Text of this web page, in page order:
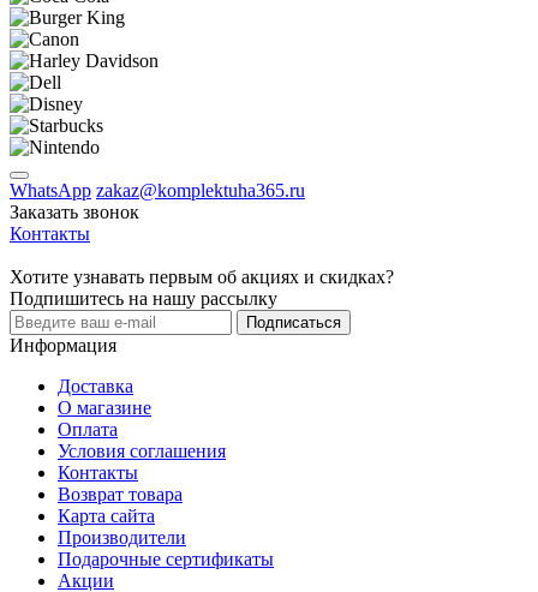
WhatsApp zakaz@komplektuha365.ru
Заказать звонок
Контакты
Хотите узнавать первым об акциях и скидках?
Подпишитесь на нашу рассылку
Подписаться
Информация
Доставка
О магазине
Оплата
Условия соглашения
Контакты
Возврат товара
Карта сайта
Производители
Подарочные сертификаты
Акции